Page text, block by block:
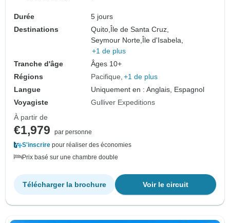
Durée
5 jours
Destinations
Quito, Île de Santa Cruz,
Seymour Norte, Île d'Isabela,
+1 de plus
Tranche d'âge
Âges 10+
Régions
Pacifique +1 de plus
Langue
Uniquement en : Anglais, Espagnol
Voyagiste
Gulliver Expeditions
À partir de
€1,979
par personne
S'inscrire pour réaliser des économies
Prix basé sur une chambre double
Voir le circuit
Télécharger la brochure